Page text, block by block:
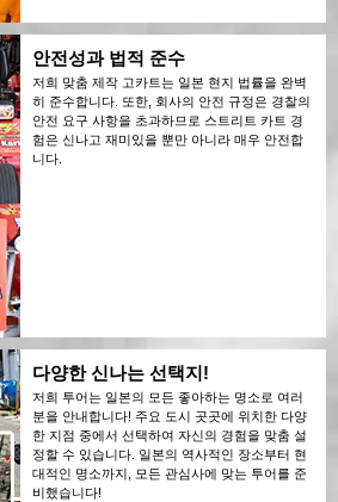
안전성과 법적 준수
저희 맞춤 제작 고카트는 일본 현지 법률을 완벽
히 준수합니다. 또한, 회사의 안전 규정은 경찰의
안전 요구 사항을 초과하므로 스트리트 카트 경
험은 신나고 재미있을 뿐만 아니라 매우 안전합
니다.
다양한 신나는 선택지!
저희 투어는 일본의 모든 좋아하는 명소로 여러
분을 안내합니다! 주요 도시 곳곳에 위치한 다양
한 지점 중에서 선택하여 자신의 경험을 맞춤 설
정할 수 있습니다. 일본의 역사적인 장소부터 현
대적인 명소까지, 모든 관심사에 맞는 투어를 준
비했습니다!